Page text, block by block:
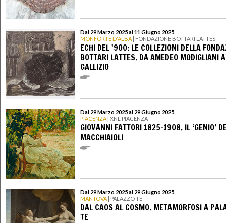
Dal 29 Marzo 2025 al 11 Giugno 2025
MONFORTE D'ALBA | FONDAZIONE BOTTARI LATTES
ECHI DEL '900: LE COLLEZIONI DELLA
BOTTARI LATTES. DA AMEDEO MODIGLIANI
GALLIZIO
Dal 29 Marzo 2025 al 29 Giugno 2025
PIACENZA | XNL PIACENZA
GIOVANNI FATTORI 1825-1908. IL ‘GENIO’
MACCHIAIOLI
Dal 29 Marzo 2025 al 29 Giugno 2025
MANTOVA | PALAZZO TE
DAL CAOS AL COSMO. METAMORFOSI A
TE